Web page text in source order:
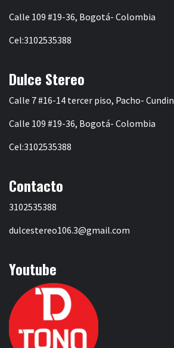
Calle 109 #19-36, Bogotá- Colombia
Cel:3102535388
Dulce Stereo
Calle 7 #16-14 tercer piso, Pacho-
Calle 109 #19-36, Bogotá- Colombia
Cel:3102535388
Contacto
3102535388
dulcestereo106.3@gmail.com
Youtube